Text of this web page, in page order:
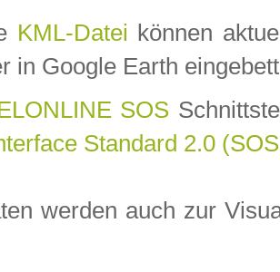
KML-Datei können
in Google Earth
SOS
Standard 2.0
werden auch zur